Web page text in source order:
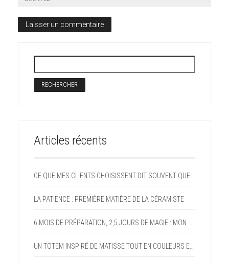
Articles récents
LA PATIENCE : PREMIÈRE MATIÈRE DE LA CÉRAMISTE